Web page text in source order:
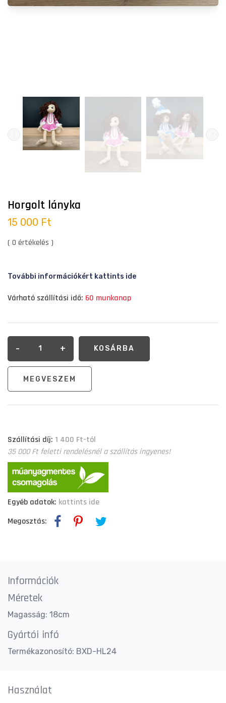
Horgolt lányka
15 000 Ft
( 0 értékelés )
További információkért kattints ide
Várható szállítási idő: 60 munkanap
- + KOSÁRBA
MEGVESZEM
Szállítási díj: 1 400 Ft-tól
35 000 Ft feletti rendelésnél a szállítás ingyenes!
Egyéb adatok: kattints ide
Megosztás:
Információk
Méretek
Magasság: 18cm
Gyártói infó
Termékazonosító: BXD-HL24
Használat